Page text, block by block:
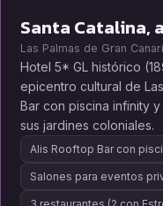
Santa Catalina,
Las Palmas de Gran
Hotel 5* GL histórico
epicentro cultural de
Bar con piscina infinity
sus jardines coloniales.
Alis Rooftop Bar con
Salones para eventos